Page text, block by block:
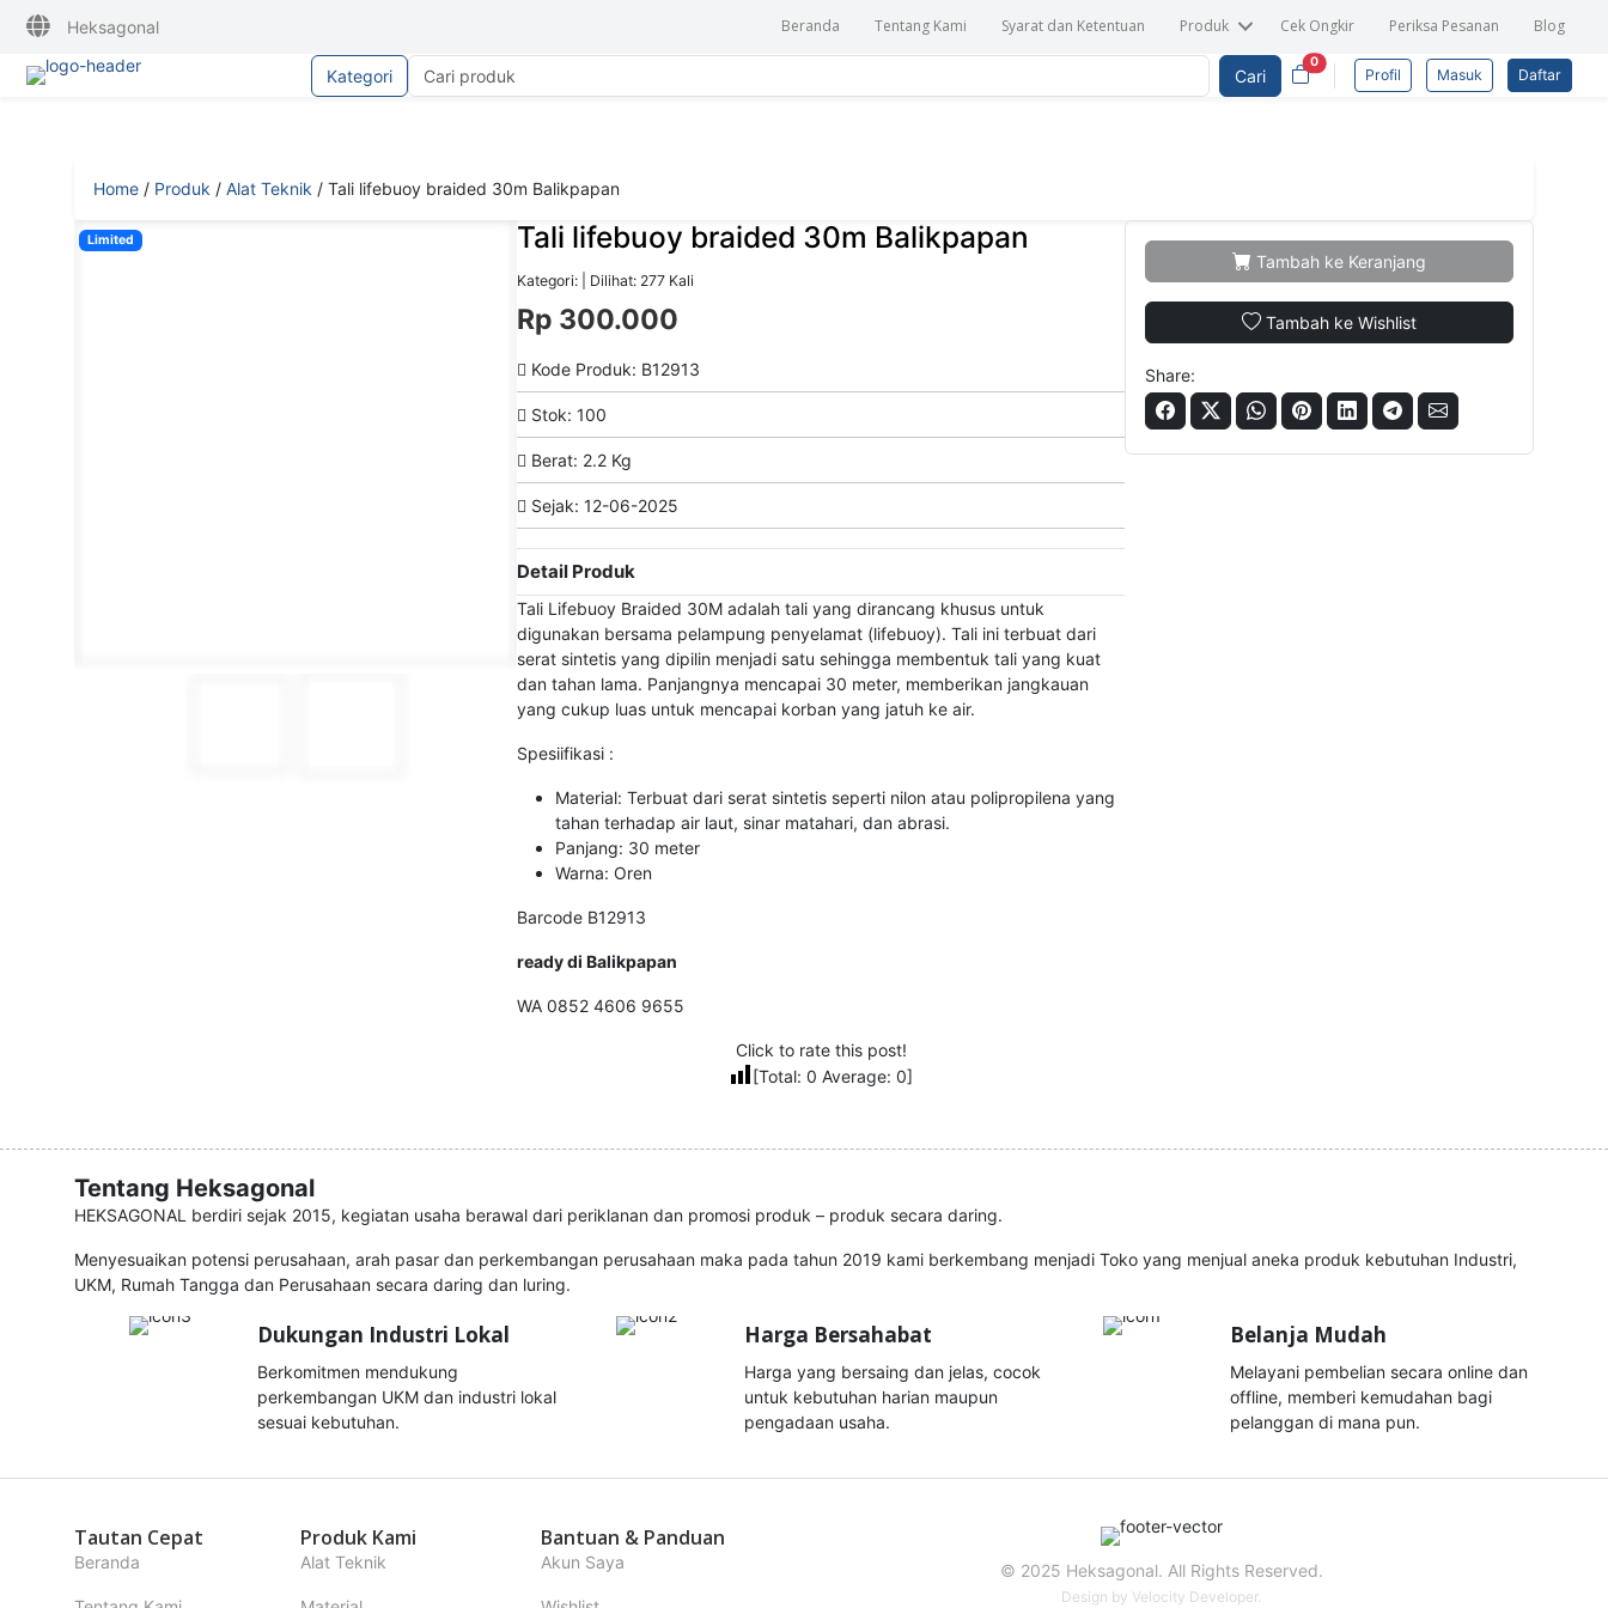
Heksagonal Beranda Tentang Kami Syarat dan Ketentuan Produk Cek Ongkir Periksa Pesanan Blog
Kategori Cari
0
Profil Masuk Daftar
Home / Produk / Alat Teknik / Tali lifebuoy braided 30m Balikpapan
Limited Tali lifebuoy braided 30m Balikpapan
Kategori: | Dilihat: 277 Kali
Rp 300.000
Kode Produk: B12913
Stok: 100
Berat: 2.2 Kg
Sejak: 12-06-2025
Detail Produk
Tali Lifebuoy Braided 30M adalah tali yang dirancang khusus untuk
digunakan bersama pelampung penyelamat (lifebuoy). Tali ini terbuat dari
serat sintetis yang dipilin menjadi satu sehingga membentuk tali yang kuat
dan tahan lama. Panjangnya mencapai 30 meter, memberikan jangkauan
yang cukup luas untuk mencapai korban yang jatuh ke air.
Spesiifikasi :
Material: Terbuat dari serat sintetis seperti nilon atau polipropilena yang
tahan terhadap air laut, sinar matahari, dan abrasi.
Panjang: 30 meter
Warna: Oren
Barcode B12913
ready di Balikpapan
WA 0852 4606 9655
Click to rate this post!
[Total:0 Average:0]
Tambah ke Keranjang
Tambah ke Wishlist
Share:
Tentang Heksagonal
HEKSAGONAL berdiri sejak 2015, kegiatan usaha berawal dari periklanan dan promosi produk – produk secara daring.
Menyesuaikan potensi perusahaan, arah pasar dan perkembangan perusahaan maka pada tahun 2019 kami berkembang menjadi Toko yang menjual aneka produk kebutuhan Industri,
UKM, Rumah Tangga dan Perusahaan secara daring dan luring.
Dukungan Industri Lokal
Berkomitmen mendukung
perkembangan UKM dan industri lokal
sesuai kebutuhan.
Harga Bersahabat
Harga yang bersaing dan jelas, cocok
untuk kebutuhan harian maupun
pengadaan usaha.
Belanja Mudah
Melayani pembelian secara online dan
offline, memberi kemudahan bagi
pelanggan di mana pun.
Tautan Cepat
Beranda
Produk Kami
Alat Teknik
Bantuan & Panduan
Akun Saya © 2025 Heksagonal. All Rights Reserved.
Design by Velocity Developer.